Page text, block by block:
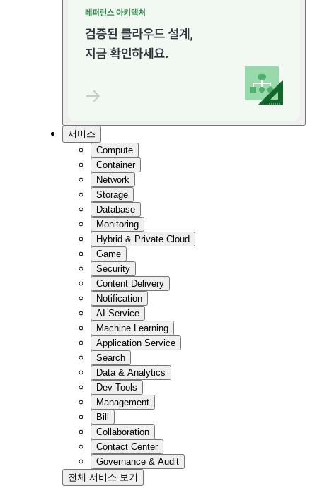
서비스
Compute
Container
Network
Storage
Database
Monitoring
Hybrid & Private Cloud
Game
Security
Content Delivery
Notification
AI Service
Machine Learning
Application Service
Search
Data & Analytics
Dev Tools
Management
Bill
Collaboration
Contact Center
Governance & Audit
전체 서비스 보기